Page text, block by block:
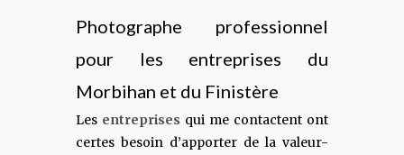
Photographe professionnel
pour les entreprises du
Morbihan et du Finistère
Les entreprises qui me contactent ont
certes besoin d’apporter de la valeur-